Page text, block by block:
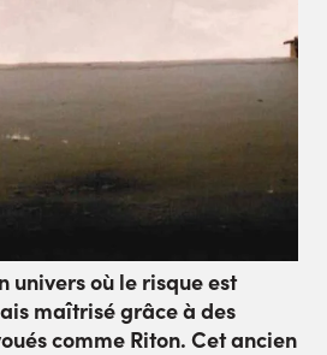
univers où le risque est
maîtrisé grâce à des
comme Riton. Cet ancien